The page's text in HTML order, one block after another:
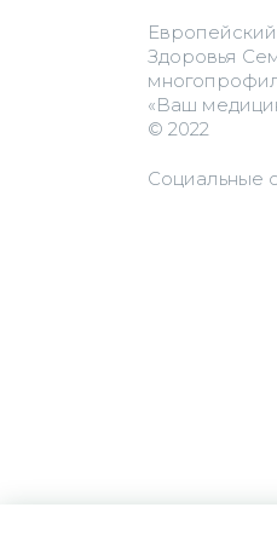
Здоровья
«Ваш
© 2022
Социальные